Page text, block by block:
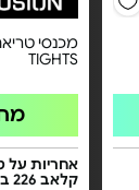
TIGHTS
אחריות על
קלאב 226 בע"מ